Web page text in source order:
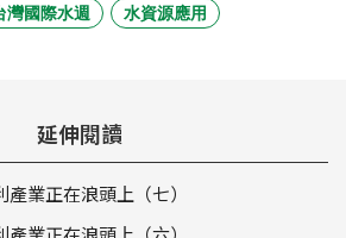
灣國際水週 水資源應用
延伸閱讀
業正在浪頭上（七）